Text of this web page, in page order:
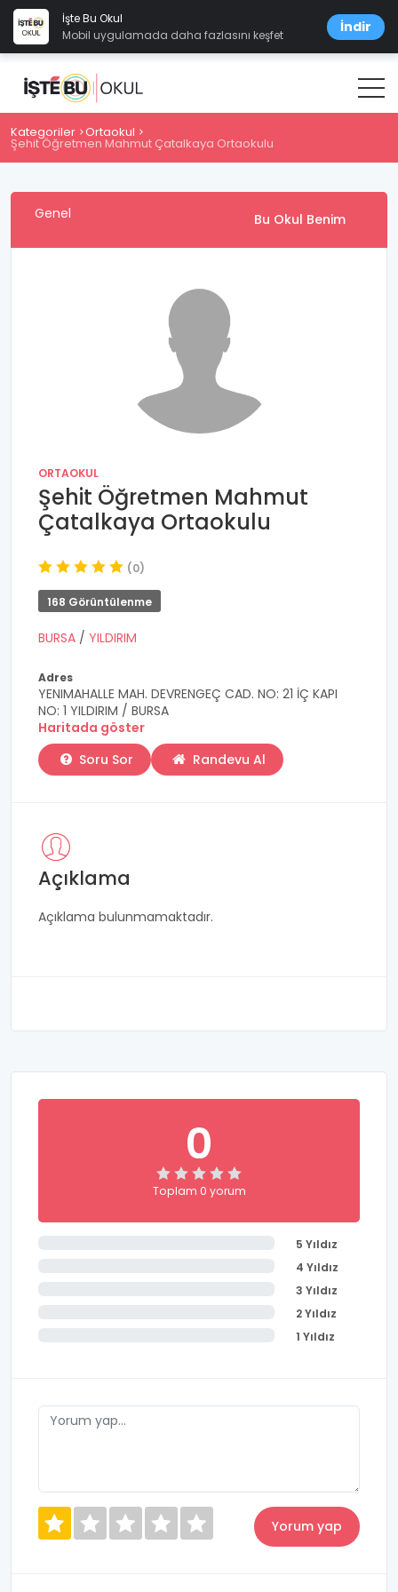
İşte Bu Okul
Mobil uygulamada daha fazlasını keşfet
İndir
Kategoriler Ortaokul
Şehit Öğretmen Mahmut Çatalkaya Ortaokulu
Genel Bu Okul Benim
ORTAOKUL
Şehit Öğretmen Mahmut
Çatalkaya Ortaokulu
(0)
168 Görüntülenme
BURSA / YILDIRIM
Adres
YENIMAHALLE MAH. DEVRENGEÇ CAD. NO: 21 İÇ KAPI
NO: 1 YILDIRIM / BURSA
Haritada göster
Soru Sor
Randevu Al
Açıklama
Açıklama bulunmamaktadır.
0
Toplam 0 yorum
5 Yıldız
4 Yıldız
3 Yıldız
2 Yıldız
1 Yıldız